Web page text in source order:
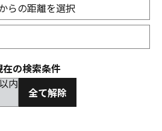
らの距離を選択
在の検索条件
内
全て解除